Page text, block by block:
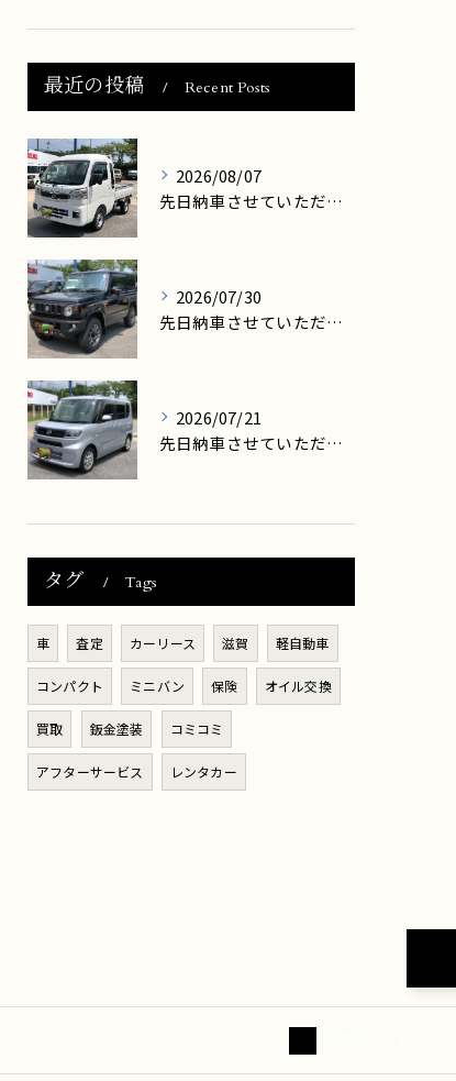
最近の投稿 Recent Posts
2026/08/07
先日納車させていただきましたお客様は、大津市在住のN様です。
2026/07/30
先日納車させていただきましたお客様は、高島市在住のM様です。
2026/07/21
先日納車させていただきましたお客様は、大津市在住のK様です。
タグ Tags
車 査定 カーリース 滋賀 軽自動車
コンパクト ミニバン 保険 オイル交換
買取 鈑金塗装 コミコミ
アフターサービス レンタカー